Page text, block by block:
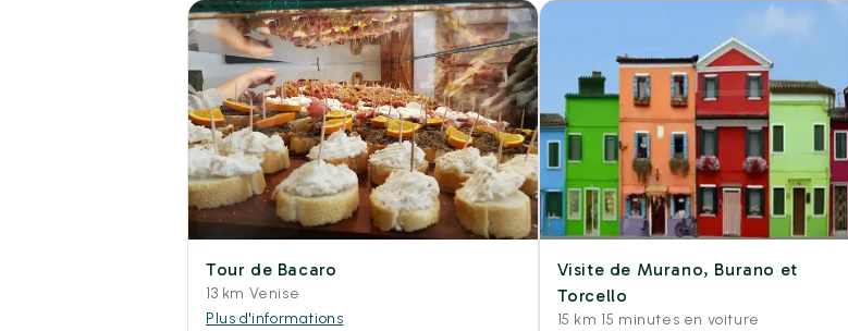
Tour de Bacaro
13 km Venise
Plus d'informations
Visite de Murano, Burano et
Torcello
15 km 15 minutes en voiture